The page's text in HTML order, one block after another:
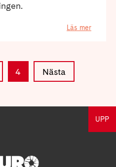
Läs mer
4 Nästa
UPP